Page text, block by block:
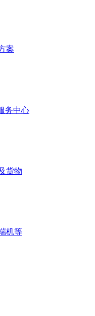
案
务中心
货物
机等